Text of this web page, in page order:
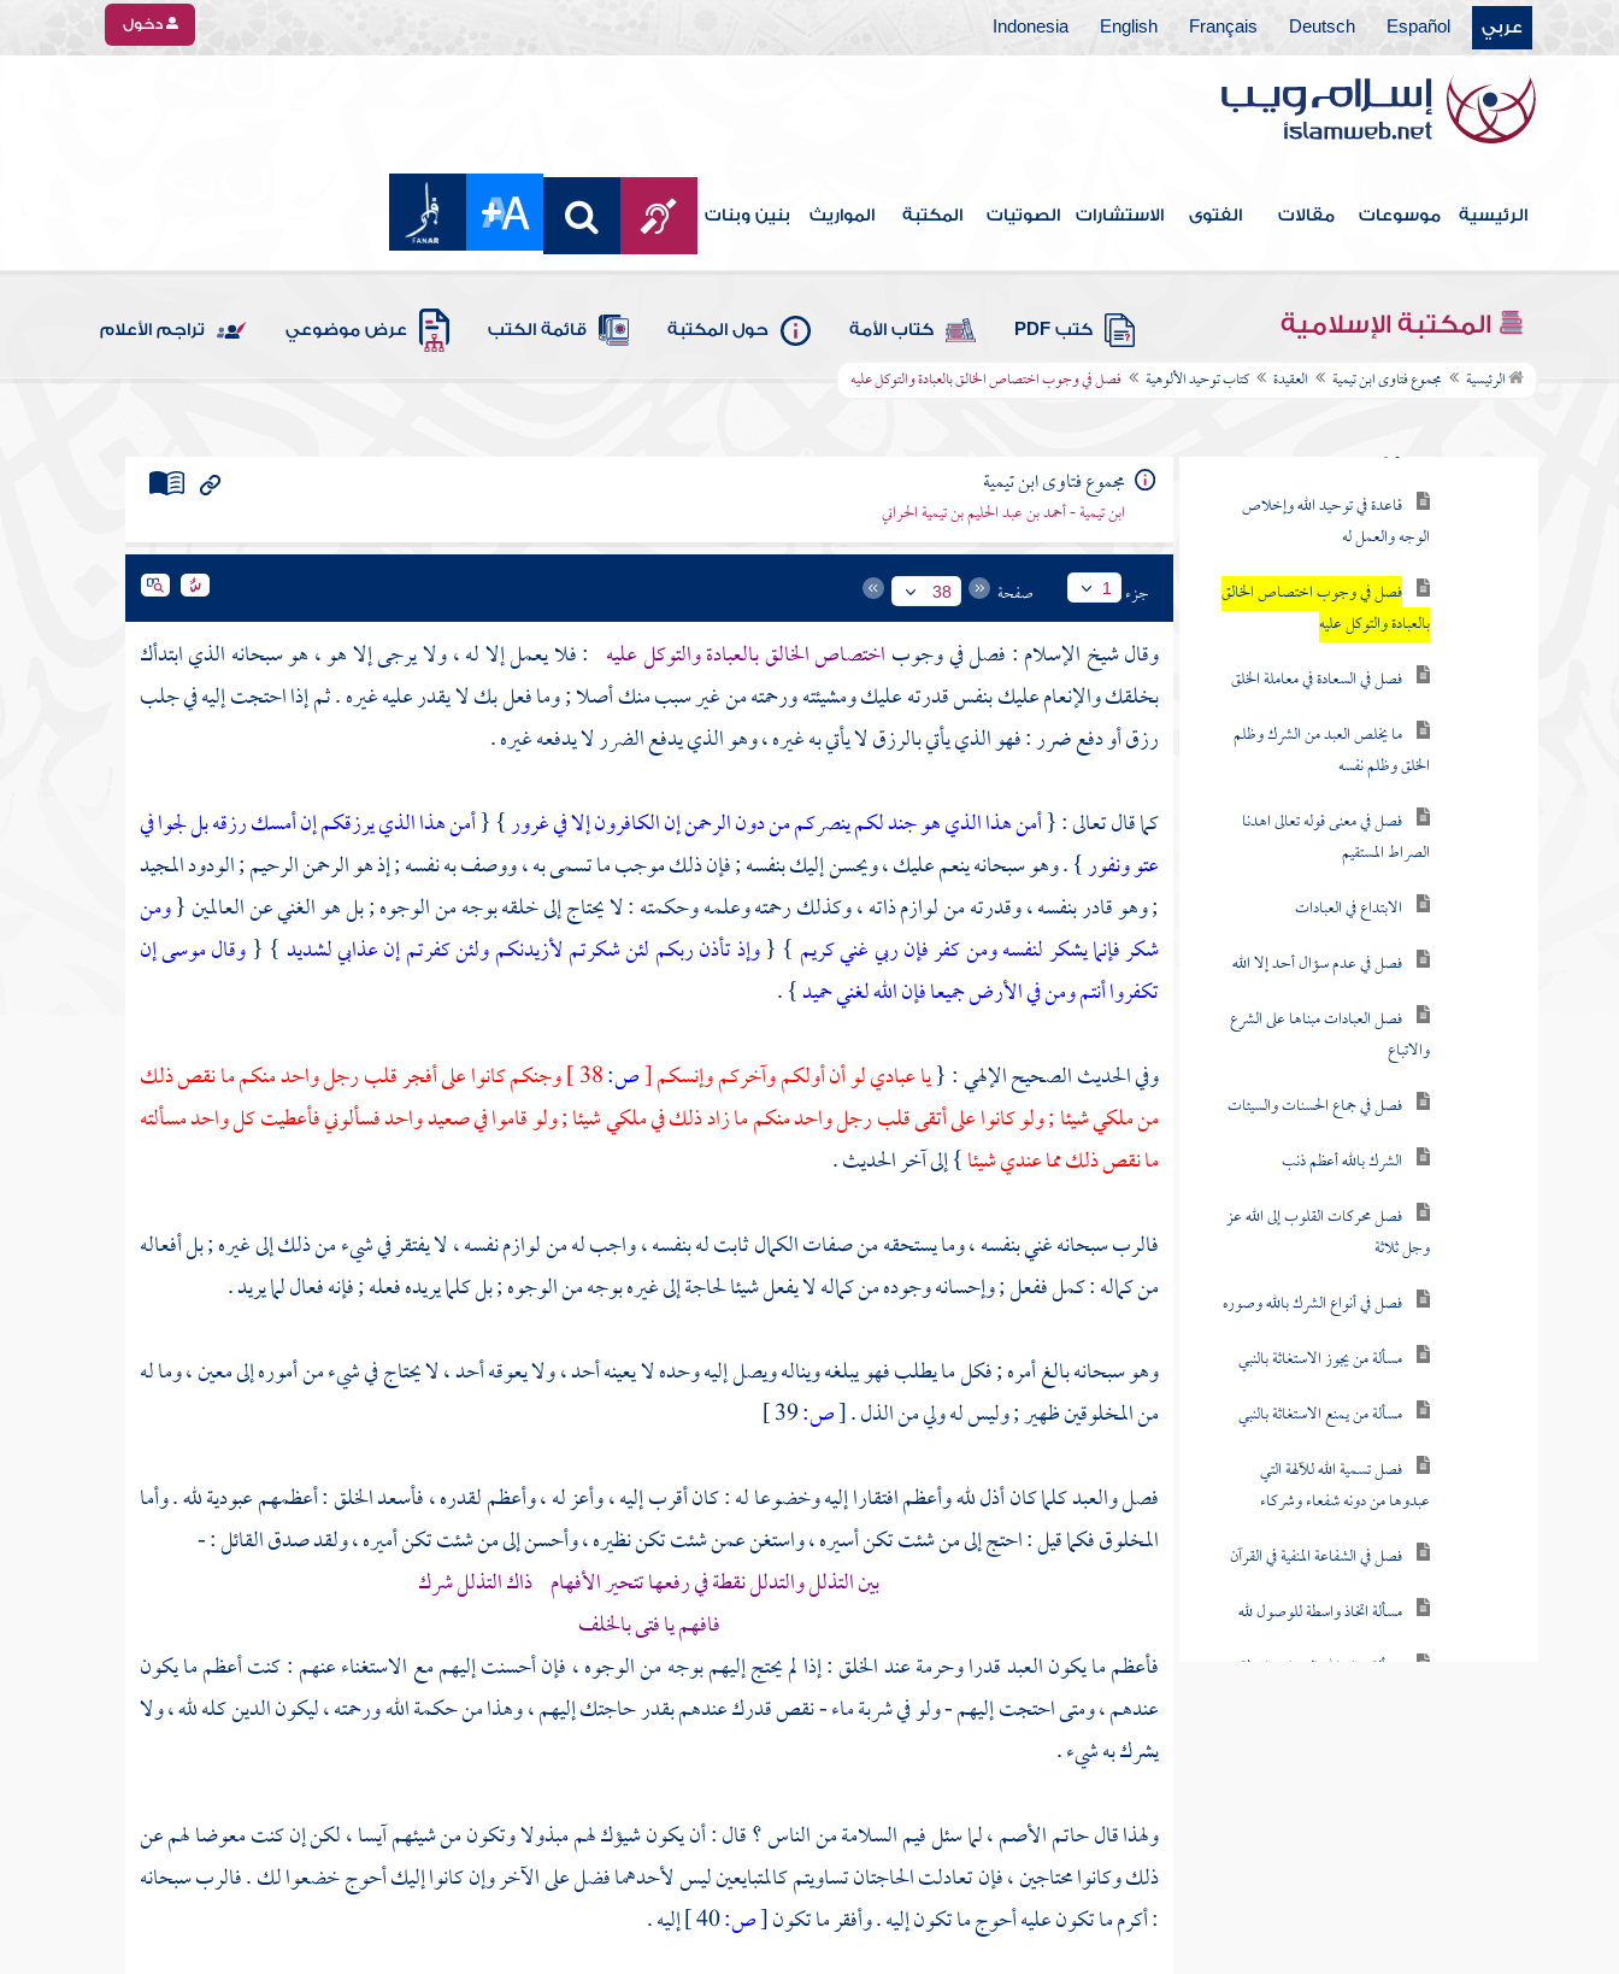
عربي Español
Deutsch
Français
English
Indonesia دخول
الرئيسية موسوعات مقالات الفتوى الاستشارات الصوتيات المكتبة المواريث بنين وبنات
المكتبة الإسلامية كتب PDF كتاب الأمة حول المكتبة قائمة الكتب عرض موضوعي تراجم الأعلام
الرئيسية مجموع فتاوى ابن تيمية العقيدة كتاب توحيد الألوهية فصل في وجوب اختصاص الخالق بالعبادة والتوكل عليه
فهرس الكتاب
العقيدة
كتاب توحيد الألوهية
ذلك ونتيجته
قاعدة في توحيد الله وإخلاص
الوجه والعمل له
فصل في وجوب اختصاص الخالق
بالعبادة والتوكل عليه
فصل في السعادة في معاملة الخلق
ما يخلص العبد من الشرك وظلم
الخلق وظلم نفسه
فصل في معنى قوله تعالى اهدنا
الصراط المستقيم
الابتداع في العبادات
فصل في عدم سؤال أحد إلا الله
فصل العبادات مبناها على الشرع
والاتباع
فصل في جماع الحسنات والسيئات
الشرك بالله أعظم ذنب
فصل محركات القلوب إلى الله عز
وجل ثلاثة
فصل في أنواع الشرك بالله وصوره
مسألة من يجوز الاستغاثة بالنبي
مسألة من يمنع الاستغاثة بالنبي
فصل تسمية الله للآلهة التي
عبدوها من دونه شفعاء وشركاء
فصل في الشفاعة المنفية في القرآن
مسألة اتخاذ واسطة للوصول لله
مسألة سماع الله الدعاء بواسطة
مجموع فتاوى ابن تيمية
ابن تيمية - أحمد بن عبد الحليم بن تيمية الحراني
جزء 1 صفحة 38
وقال شيخ الإسلام : فصل في وجوباختصاص الخالق بالعبادة والتوكل عليه : فلا يعمل إلا له ، ولا يرجى إلا هو ، هو سبحانه الذي ابتدأك
بخلقك والإنعام عليك بنفس قدرته عليك ومشيئته ورحمته من غير سبب منك أصلا ; وما فعل بك لا يقدر عليه غيره . ثم إذا احتجت إليه في جلب
رزق أو دفع ضرر : فهو الذي يأتي بالرزق لا يأتي به غيره ، وهو الذي يدفع الضرر لا يدفعه غيره .
كما قال تعالى : {أمن هذا الذي هو جند لكم ينصركم من دون الرحمن إن الكافرون إلا في غرور} {أمن هذا الذي يرزقكم إن أمسك رزقه بل لجوا في
عتو ونفور} . وهو سبحانه ينعم عليك ، ويحسن إليك بنفسه ; فإن ذلك موجب ما تسمى به ، ووصف به نفسه ; إذ هو الرحمن الرحيم ; الودود المجيد
; وهو قادر بنفسه ، وقدرته من لوازم ذاته ، وكذلك رحمته وعلمه وحكمته : لا يحتاج إلى خلقه بوجه من الوجوه ; بل هو الغني عن العالمين {ومن
شكر فإنما يشكر لنفسه ومن كفر فإن ربي غني كريم } {وإذ تأذن ربكم لئن شكرتم لأزيدنكم ولئن كفرتم إن عذابي لشديد} {وقال موسى إن
تكفروا أنتم ومن في الأرض جميعا فإن الله لغني حميد} .
وفي الحديث الصحيح الإلهي : {يا عبادي لو أن أولكم وآخركم وإنسكم[ص:
وجنكم كانوا على أفجر قلب رجل واحد منكم ما نقص ذلك
من ملكي شيئا ; ولو كانوا على أتقى قلب رجل واحد منكم ما زاد ذلك في ملكي شيئا ; ولو قاموا في صعيد واحد فسألوني فأعطيت كل واحد مسألته
ما نقص ذلك مما عندي شيئا} إلى آخر الحديث .
فالرب سبحانه غني بنفسه ، وما يستحقه من صفات الكمال ثابت له بنفسه ، واجب له من لوازم نفسه ، لا يفتقر في شيء من ذلك إلى غيره ; بل أفعاله
من كماله : كمل ففعل ; وإحسانه وجوده من كماله لا يفعل شيئا لحاجة إلى غيره بوجه من الوجوه ; بل كلما يريده فعله ; فإنه فعال لما يريد .
وهو سبحانه بالغ أمره ; فكل ما يطلب فهو يبلغه ويناله ويصل إليه وحده لا يعينه أحد ، ولا يعوقه أحد ، لا يحتاج في شيء من أموره إلى معين ، وما له
من المخلوقين ظهير ; وليس له ولي من الذل .[ص:
فصل والعبد كلما كان أذل لله وأعظم افتقارا إليه وخضوعا له : كان أقرب إليه ، وأعز له ، وأعظم لقدره ، فأسعد الخلق : أعظمهم عبودية لله . وأما
المخلوق فكما قيل : احتج إلى من شئت تكن أسيره ، واستغن عمن شئت تكن نظيره ، وأحسن إلى من شئت تكن أميره ، ولقد صدق القائل : -
بين التذلل والتدلل نقطة في رفعها تتحير الأفهام ذاك التذلل شرك
فافهم يا فتى بالخلف
فأعظم ما يكون العبد قدرا وحرمة عند الخلق : إذا لم يحتج إليهم بوجه من الوجوه ، فإن أحسنت إليهم مع الاستغناء عنهم : كنت أعظم ما يكون
عندهم ، ومتى احتجت إليهم - ولو في شربة ماء - نقص قدرك عندهم بقدر حاجتك إليهم ، وهذا من حكمة الله ورحمته ، ليكون الدين كله لله ، ولا
يشرك به شيء .
ولهذا قالحاتم الأصم، لما سئل فيم السلامة من الناس ؟ قال : أن يكون شيؤك لهم مبذولا وتكون من شيئهم آيسا ، لكن إن كنت معوضا لهم عن
ذلك وكانوا محتاجين ، فإن تعادلت الحاجتان تساويتم كالمتبايعين ليس لأحدهما فضل على الآخر وإن كانوا إليك أحوج خضعوا لك . فالرب سبحانه
: أكرم ما تكون عليه أحوج ما تكون إليه . وأفقر ما تكون[ص:
إليه .